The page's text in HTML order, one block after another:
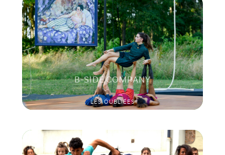
B-SIDE COMPANY
LES OUBLIÉES